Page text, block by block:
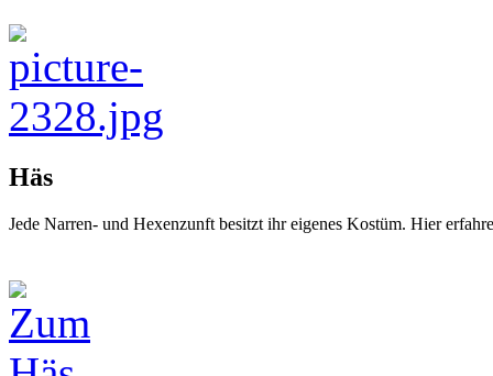
Häs
Jede Narren- und Hexenzunft besitzt ihr eigenes Kostüm. Hier